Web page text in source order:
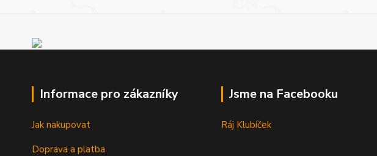
Informace pro zákazníky
Jak nakupovat
Doprava a platba
Jsme na Facebooku
Ráj Klubíček